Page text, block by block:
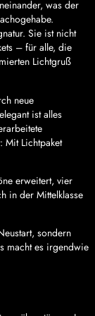
was der
Sie ist nicht
– für alle, die
Lichtgruß
neue
ist alles
Mit Lichtpaket
erweitert, vier
in der Mittelklasse
sondern
macht es irgendwie